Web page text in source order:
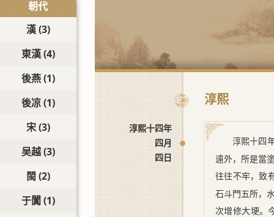
朝代
漢(3)
東漢(4)
後燕(1)
後凉(1)
宋(3)
吴越(3)
閩 (2)
于闐 (1)
淳熙
淳熙十四年
四月
四日
淳熙十四
遠外，所是當
往往不牢，致
石斗門五所，
次增修大埂。